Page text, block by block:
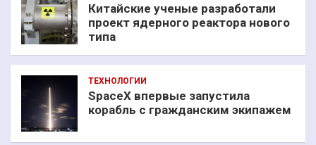
Китайские ученые разработали
проект ядерного реактора нового
типа
ТЕХНОЛОГИИ
SpaceX впервые запустила
корабль с гражданским экипажем